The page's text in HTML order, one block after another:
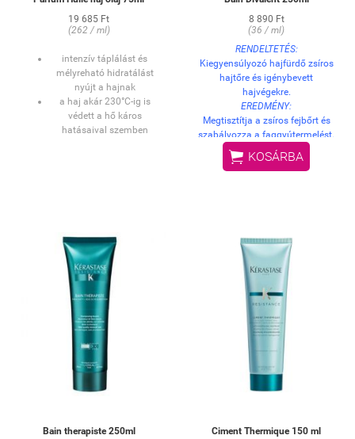
19 685 Ft
(262 / ml)
intenzív táplálást és
mélyreható hidratálást
nyújt a hajnak
a haj akár 230°C-ig is
védett a hő káros
hatásaival szemben
8 890 Ft
(36 / ml)
RENDELTETÉS:
Kiegyensúlyozó hajfürdő zsíros
hajtőre és igénybevett
hajvégekre.
EREDMÉNY:
Megtisztítja a zsíros fejbőrt és
szabályozza a faggyútermelést.
Nem szárítja ki az igénybevett
hajhosszt, ezáltal a haj puha és
öblítse ki, végül ismételje meg a
műveletet. DERMATOLÓGIAILAG
TESZTELT.
 KOSÁRBA
Bain therapiste 250ml
Ciment Thermique 150 ml